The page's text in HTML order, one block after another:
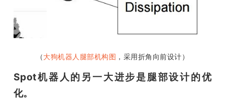
（大狗机器人腿部机构图 ，采用折角向前设计）
Spot机器人的另一大进步是腿部设计的优
化。